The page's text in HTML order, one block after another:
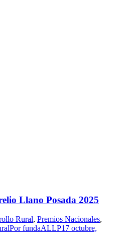
Llano Posada 2025
Rural, Premios Nacionales,
PorfundaALLP17 octubre,